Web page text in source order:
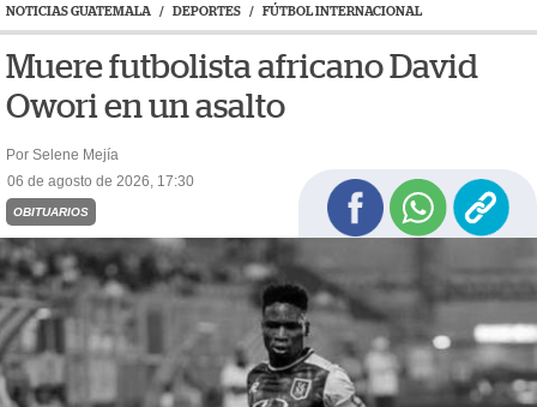
NOTICIAS GUATEMALA / DEPORTES / FÚTBOL INTERNACIONAL
Muere futbolista africano David
Owori en un asalto
Por Selene Mejía
06 de agosto de 2026, 17:30
OBITUARIOS